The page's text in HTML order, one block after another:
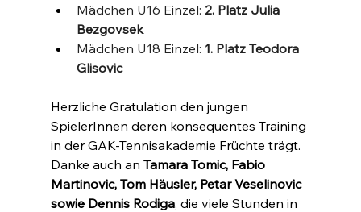
Mädchen U16 Einzel: 2. Platz Julia
Bezgovsek
Mädchen U18 Einzel: 1. Platz Teodora
Glisovic
Herzliche Gratulation den jungen
SpielerInnen deren konsequentes Training
in der GAK-Tennisakademie Früchte trägt.
Danke auch an Tamara Tomic, Fabio
Martinovic, Tom Häusler, Petar Veselinovic
sowie Dennis Rodiga, die viele Stunden in